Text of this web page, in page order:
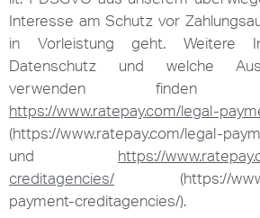
Interesse am Schutz vor
in Vorleistung geht. Weitere
Datenschutz und welche
verwenden
https://www.ratepay.com/legal-
(https://www.ratepay.com/legal-
und
https://
creditagencies/
(https://
payment-creditagencies/).